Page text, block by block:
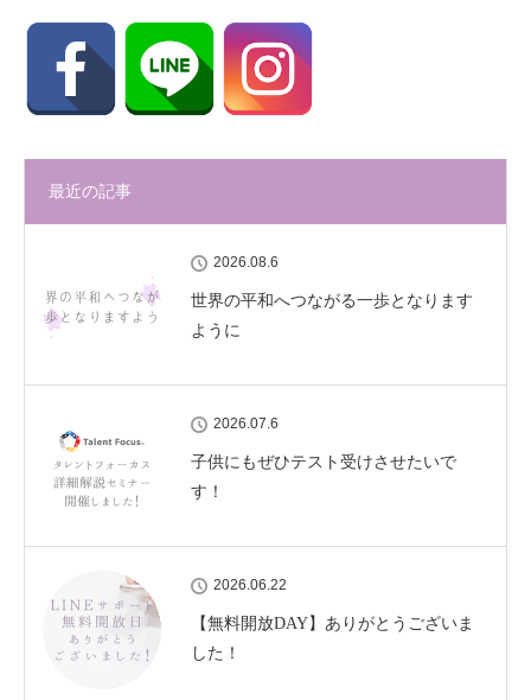
最近の記事
2026.08.6
世界の平和へつながる一歩となります
ように
2026.07.6
子供にもぜひテスト受けさせたいで
す！
2026.06.22
【無料開放DAY】ありがとうございま
した！